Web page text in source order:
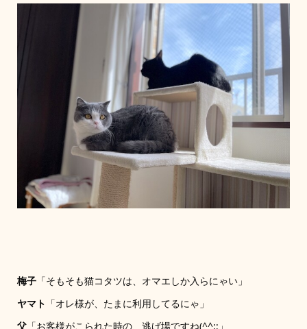
梅子「そもそも猫コタツは、オマエしか入らにゃい」
ヤマト 「オレ様が、たまに利用してるにゃ」
父「お客様がこられた時の、逃げ場ですね(^^;;」